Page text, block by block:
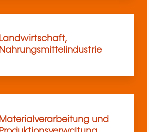
Landwirtschaft,
Nahrungsmittelindustrie
Materialverarbeitung und